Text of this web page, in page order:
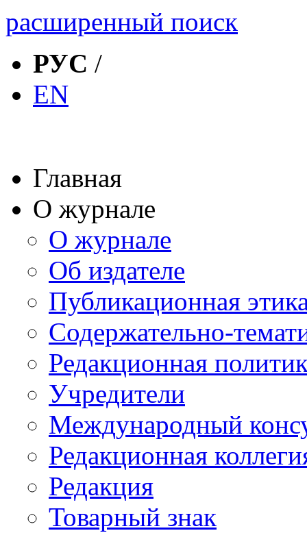
расширенный поиск
РУС /
EN
Главная
О журнале
О журнале
Об издателе
Публикационная
Содержательно-
Редакционная
Учредители
Международный
Редакционная
Редакция
Товарный знак